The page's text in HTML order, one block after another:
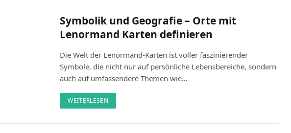
Symbolik und Geografie – Orte mit
Lenormand Karten definieren
Die Welt der Lenormand-Karten ist voller faszinierender
Symbole, die nicht nur auf persönliche Lebensbereiche, sondern
auch auf umfassendere Themen wie…
WEITERLESEN